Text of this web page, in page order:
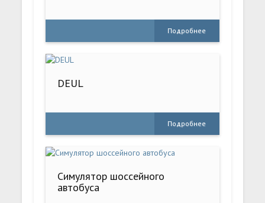
Подробнее
DEUL
Подробнее
Симулятор шоссейного
автобуса